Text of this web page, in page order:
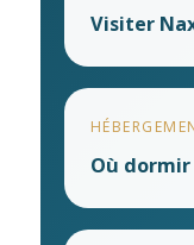
Visiter
Où dormir